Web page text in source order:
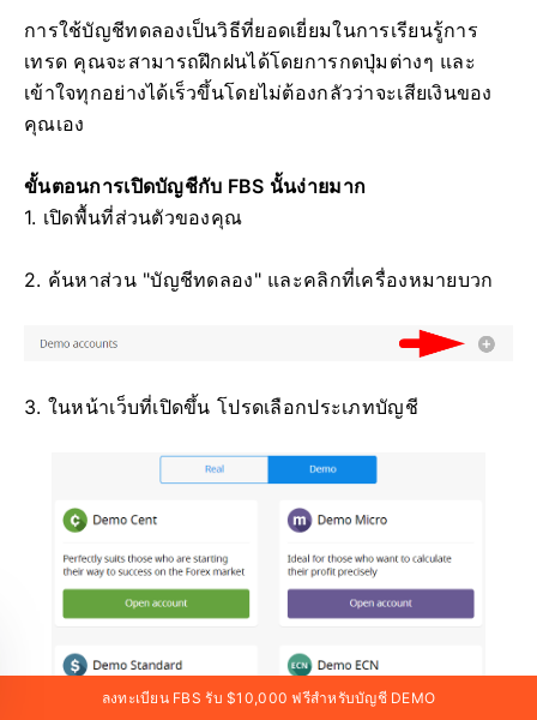
การใช้บัญชีทดลองเป็นวิธีที่ยอดเยี่ยมในการเรียนรู้การ
เทรด คุณจะสามารถฝึกฝนได้โดยการกดปุ่มต่างๆ และ
เข้าใจทุกอย่างได้เร็วขึ้นโดยไม่ต้องกลัวว่าจะเสียเงินของ
คุณเอง
ขั้นตอนการเปิดบัญชีกับ FBS นั้นง่ายมาก
1. เปิดพื้นที่ส่วนตัวของคุณ
2. ค้นหาส่วน "บัญชีทดลอง" และคลิกที่เครื่องหมายบวก
3. ในหน้าเว็บที่เปิดขึ้น โปรดเลือกประเภทบัญชี
ลงทะเบียน FBS รับ $10,000 ฟรีสำหรับบัญชี DEMO